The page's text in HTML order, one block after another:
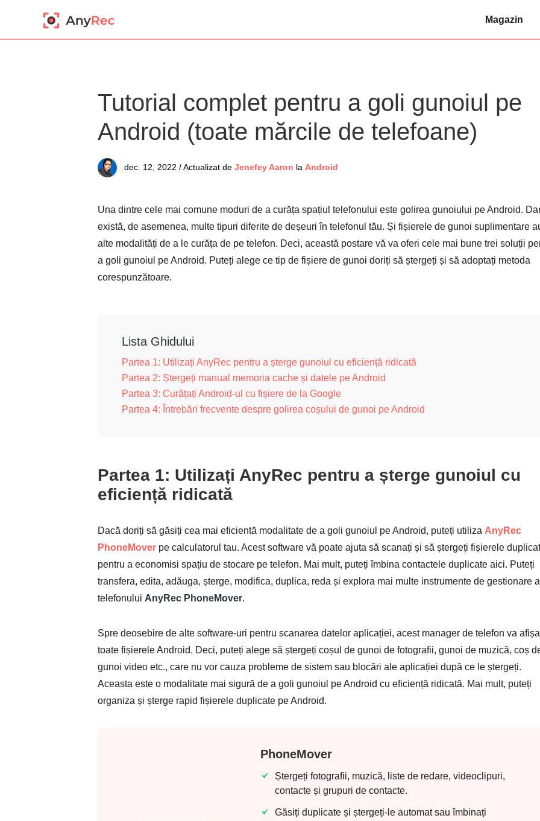
Magazin
Tutorial complet pentru a goli gunoiul pe
Android (toate mărcile de telefoane)
dec. 12, 2022 / Actualizat de Jenefey Aaron la Android
Una dintre cele mai comune moduri de a curăța spațiul telefonului este golirea gunoiului pe Android.
există, de asemenea, multe tipuri diferite de deșeuri în telefonul tău. Și fișierele de gunoi suplimentare
alte modalități de a le curăța de pe telefon. Deci, această postare vă va oferi cele mai bune trei soluții
a goli gunoiul pe Android. Puteți alege ce tip de fișiere de gunoi doriți să ștergeți și să adoptați metoda
corespunzătoare.
Lista Ghidului
Partea 1: Utilizați AnyRec pentru a șterge gunoiul cu eficiență ridicată
Partea 2: Ștergeți manual memoria cache și datele pe Android
Partea 3: Curățați Android-ul cu fișiere de la Google
Partea 4: Întrebări frecvente despre golirea coșului de gunoi pe Android
Partea 1: Utilizați AnyRec pentru a șterge gunoiul cu
eficiență ridicată
Dacă doriți să găsiți cea mai eficientă modalitate de a goli gunoiul pe Android, puteți utiliza AnyRec
PhoneMover pe calculatorul tau. Acest software vă poate ajuta să scanați și să ștergeți fișierele
pentru a economisi spațiu de stocare pe telefon. Mai mult, puteți îmbina contactele duplicate aici. Puteți
transfera, edita, adăuga, șterge, modifica, duplica, reda și explora mai multe instrumente de gestionare a
telefonului AnyRec PhoneMover.
Spre deosebire de alte software-uri pentru scanarea datelor aplicației, acest manager de telefon va afișa
toate fișierele Android. Deci, puteți alege să ștergeți coșul de gunoi de fotografii, gunoi de muzică, coș
gunoi video etc., care nu vor cauza probleme de sistem sau blocări ale aplicației după ce le ștergeți.
Aceasta este o modalitate mai sigură de a goli gunoiul pe Android cu eficiență ridicată. Mai mult, puteți
organiza și șterge rapid fișierele duplicate pe Android.
PhoneMover
Ștergeți fotografii, muzică, liste de redare, videoclipuri,
contacte și grupuri de contacte.
Găsiți duplicate și ștergeți-le automat sau îmbinați